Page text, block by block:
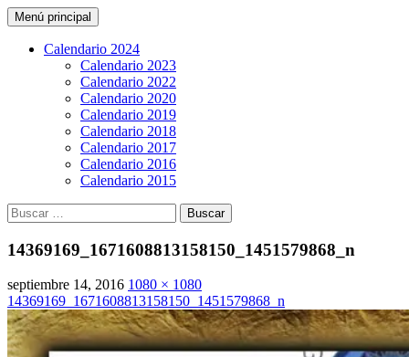
CarreraPro Venezuela
Buscar
Menú principal Saltar
al
contenido
Calendario 2024
Calendario 2023
Calendario 2022
Calendario 2020
Calendario 2019
Calendario 2018
Calendario 2017
Calendario 2016
Calendario 2015
Buscar:
14369169_1671608813158150_1451579868_n
septiembre 14, 2016 1080 × 1080
14369169_1671608813158150_1451579868_n